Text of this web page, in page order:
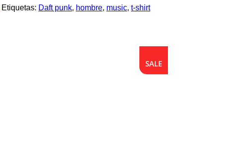
Etiquetas: Daft punk, hombre, music, t-shirt
SALE